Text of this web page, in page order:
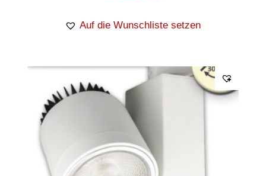
Auf die Wunschliste setzen